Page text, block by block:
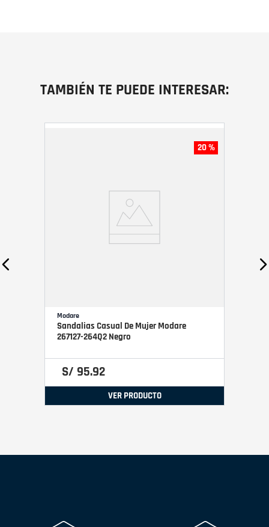
TAMBIÉN TE PUEDE INTERESAR:
20 %
Modare
Sandalias Casual De Mujer Modare
267127-264Q2 Negro
S/ 95.92
VER PRODUCTO